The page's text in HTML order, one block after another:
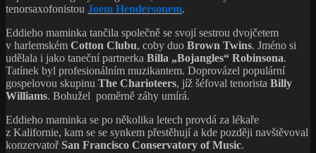
Přibližně o rok později se se Satchmem setkali znovu. Tentokrát
slavný kornetista uznale pokyvoval hlavou a daroval nádějnému
trumpetistovi knížku s přepisy svých sól. Napsal do ní věnování
„Malému Eddiemu, znělo ti to výborně.“
Hraješ skvěle, ale pořád jsem to já
i trumpetista Miles Davis. Ten osmnáctiletého Eddieho pozval na
vystoupení svého slavného sextetu v sestavě sJohnem Coltranem
(tenorsaxofon),Cannonball Adderleym(altsaxofon) a s rytmikou